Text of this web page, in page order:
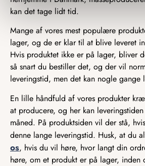
kan det tage lidt tid.
Mange af vores mest populære
lager, og de er klar til at blive leveret
Hvis produktet ikke er på lager, bliver
så snart du bestiller det, og der vil
leveringstid, men det kan nogle
En lille håndfuld af vores produkter
at producere, og her kan
måned. På produktsiden vil der stå,
denne lange leveringstid. Husk, at du
os, hvis du vil høre, hvor langt din
høre, om et produkt er på lager, inden